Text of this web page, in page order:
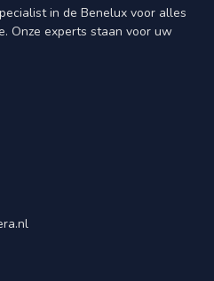
in de Benelux voor alles
Onze experts staan voor uw